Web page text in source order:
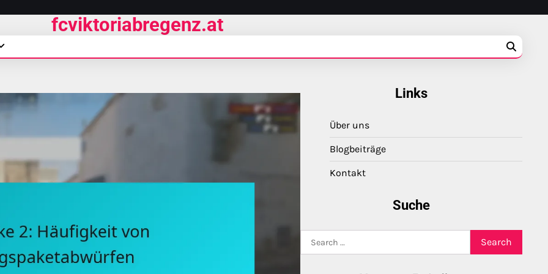
fcviktoriabregenz.at
Links
Über uns
Blogbeiträge
Kontakt
Suche
for: